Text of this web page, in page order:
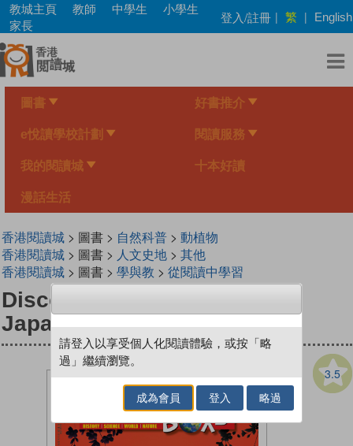
Skip
main
content
教城主頁 教師 中學生
小學生
家長
登入/註冊 | 繁 | English
圖書 好書推介
e悅讀學校計劃 閱讀服務
我的閱讀城 十本好讀
漫話生活
香港閱讀城> 圖書 > 自然科普> 動植物
香港閱讀城> 圖書 > 人文史地> 其他
香港閱讀城> 圖書 > 學與教 > 從閱讀中學習
DiscoveryBox : Welcome to
Japan!
3.5
請登入以享受個人化閱讀體驗，或按「略
過」繼續瀏覽。
成為會員 登入 略過